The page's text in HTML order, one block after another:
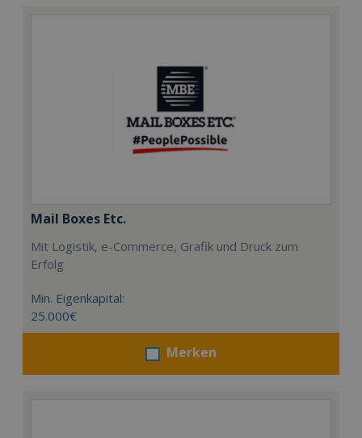
Mail Boxes Etc.
Mit Logistik, e-Commerce, Grafik und Druck zum
Erfolg
Min. Eigenkapital:
25.000€
Merken